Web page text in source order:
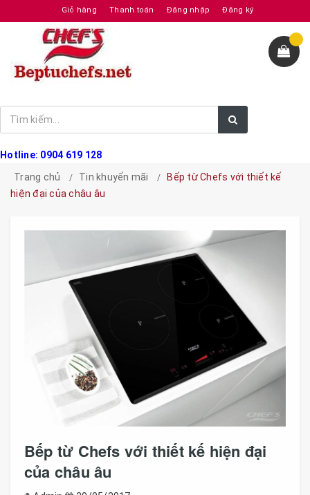
Giỏ hàng Thanh toán Đăng nhập Đăng ký
Hotline: 0904 619 128
Trang chủ
Tin khuyến mãi
Bếp từ Chefs với thiết kế
hiện đại của châu âu
Bếp từ Chefs với thiết kế hiện đại
của châu âu